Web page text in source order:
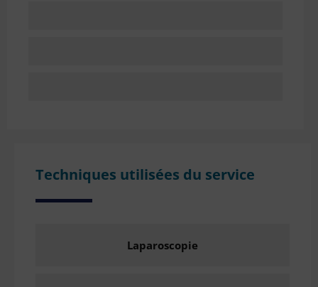
Techniques utilisées du service
Laparoscopie